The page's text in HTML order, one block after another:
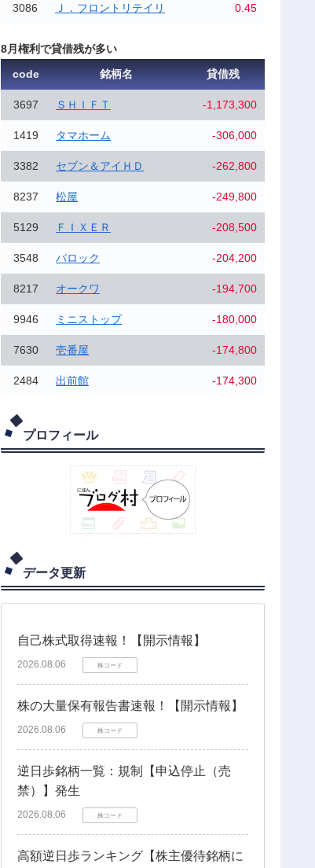
3086 Ｊ．フロントリテイリ 0.45
8月権利で貸借残が多い
code
銘柄名 貸借残
3697 ＳＨＩＦＴ -1,173,300
1419 タマホーム -306,000
3382 セブン＆アイＨＤ -262,800
8237 松屋 -249,800
5129 ＦＩＸＥＲ -208,500
3548 バロック -204,200
8217 オークワ -194,700
9946 ミニストップ -180,000
7630 壱番屋 -174,800
2484 出前館 -174,300
プロフィール
データ更新
自己株式取得速報！【開示情報】
2026.08.06 株コード
株の大量保有報告書速報！【開示情報】
2026.08.06 株コード
逆日歩銘柄一覧：規制【申込停止（売
禁）】発生
2026.08.06 株コード
高額逆日歩ランキング【株主優待銘柄に